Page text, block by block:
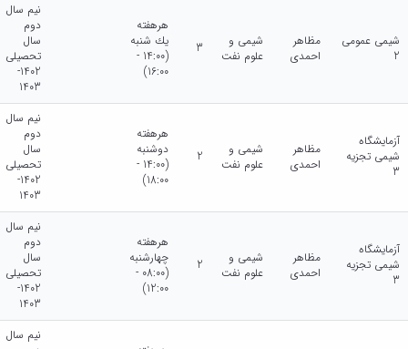
شیمی عمومی
2
مظاهر
احمدی
شیمی و
علوم نفت
3
هرهفته
يك شنبه
(14:00 -
16:00)
نیم سال
دوم
سال
تحصیلی
1402-
1403
آزمایشگاه
شیمی تجزیه
3
مظاهر
احمدی
شیمی و
علوم نفت
2
هرهفته
دوشنبه
(14:00 -
18:00)
نیم سال
دوم
سال
تحصیلی
1402-
1403
آزمایشگاه
شیمی تجزیه
3
مظاهر
احمدی
شیمی و
علوم نفت
2
هرهفته
چهارشنبه
(08:00 -
12:00)
نیم سال
دوم
سال
تحصیلی
1402-
1403
نیم سال